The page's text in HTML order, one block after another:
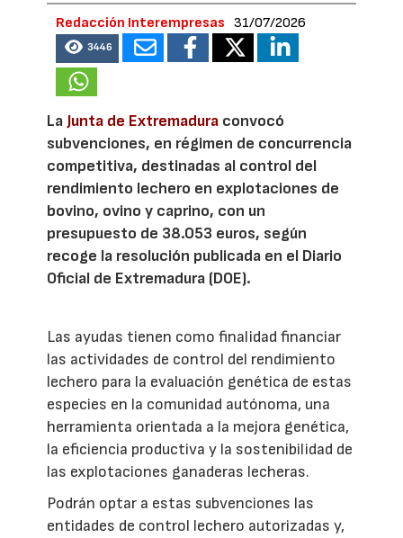
Redacción Interempresas 31/07/2026
3446
LaJunta de Extremadura convocó
subvenciones, en régimen de concurrencia
competitiva, destinadas al control del
rendimiento lechero en explotaciones de
bovino, ovino y caprino, con un
presupuesto de 38.053 euros, según
recoge la resolución publicada en el Diario
Oficial de Extremadura (DOE).
Las ayudas tienen como finalidad financiar
las actividades de control del rendimiento
lechero para la evaluación genética de estas
especies en la comunidad autónoma, una
herramienta orientada a la mejora genética,
la eficiencia productiva y la sostenibilidad de
las explotaciones ganaderas lecheras.
Podrán optar a estas subvenciones las
entidades de control lechero autorizadas y,